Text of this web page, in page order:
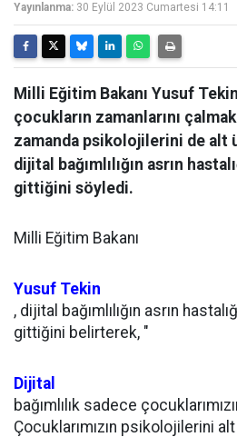
Yayınlanma: 30 Eylül 2023 Cumartesi 14:11
Milli Eğitim Bakanı Yusuf
çocukların zamanlarını
zamanda psikolojilerini de
dijital bağımlılığın asrın
gittiğini söyledi.
Milli Eğitim Bakanı
Yusuf Tekin
, dijital bağımlılığın asrın
gittiğini belirterek, "
Dijital
bağımlılık sadece
Çocuklarımızın psikolojilerini